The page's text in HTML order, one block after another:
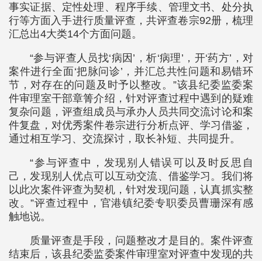
事实证据、定性处理、程序手续、管理文书、处分执
行等方面入手进行质量评查，共评查卷宗92册，梳理
汇总出4大类14个方面问题。
“参与评查人员找‘病因’，析‘病理’，开‘药方’，对
案件进行全面‘把脉问诊’，并汇总共性问题和易错环
节，对存在的问题及时予以整改。”该县纪委监委案
件审理室干部章箐介绍，针对评查过程中遇到的疑难
复杂问题，评查组成员与承办人员共同交流讨论和案
件复盘，对优秀案件卷宗进行分析点评、学习借鉴，
通过相互学习、交流探讨，取长补短、共同提升。
“参与评查中，发现别人错误可以及时反思自
己，发现别人优点可以互动交流、借鉴学习。我们将
以此次案件评查为契机，针对发现问题，认真抓实整
改。”评查过程中，官港镇纪委专职委员曹珊深有感
触地说。
质量评查是手段，问题整改才是目的。案件评查
结束后，该县纪委监委案件审理室对评查中发现的共